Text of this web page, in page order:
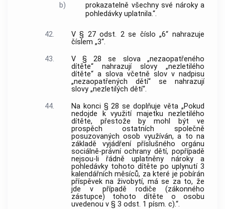
b)
prokazatelně všechny své nároky a
pohledávky uplatnila.“.
42.
V § 27 odst. 2 se číslo „6“ nahrazuje
číslem „3“.
43.
V § 28 se slova „nezaopatřeného
dítěte“ nahrazují slovy „nezletilého
dítěte“ a slova včetně slov v nadpisu
„nezaopatřených dětí“ se nahrazují
slovy „nezletilých dětí“.
44.
Na konci § 28 se doplňuje věta „Pokud
nedojde k využití majetku nezletilého
dítěte, přestože by mohl být ve
prospěch ostatních společně
posuzovaných osob využíván, a to na
základě vyjádření příslušného orgánu
sociálně-právní ochrany dětí, popřípadě
nejsou-li řádně uplatněny nároky a
pohledávky tohoto dítěte po uplynutí 3
kalendářních měsíců, za které je pobírán
příspěvek na živobytí, má se za to, že
jde v případě rodiče (zákonného
zástupce) tohoto dítěte o osobu
uvedenou v § 3 odst. 1 písm. c).“.